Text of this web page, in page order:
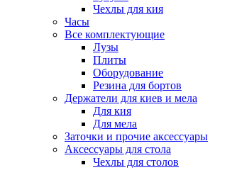
Чехлы для кия
Часы
Все комплектующие
Лузы
Плиты
Оборудование
Резина для бортов
Держатели для киев и мела
Для кия
Для мела
Заточки и прочие аксессуары
Аксессуары для стола
Чехлы для столов